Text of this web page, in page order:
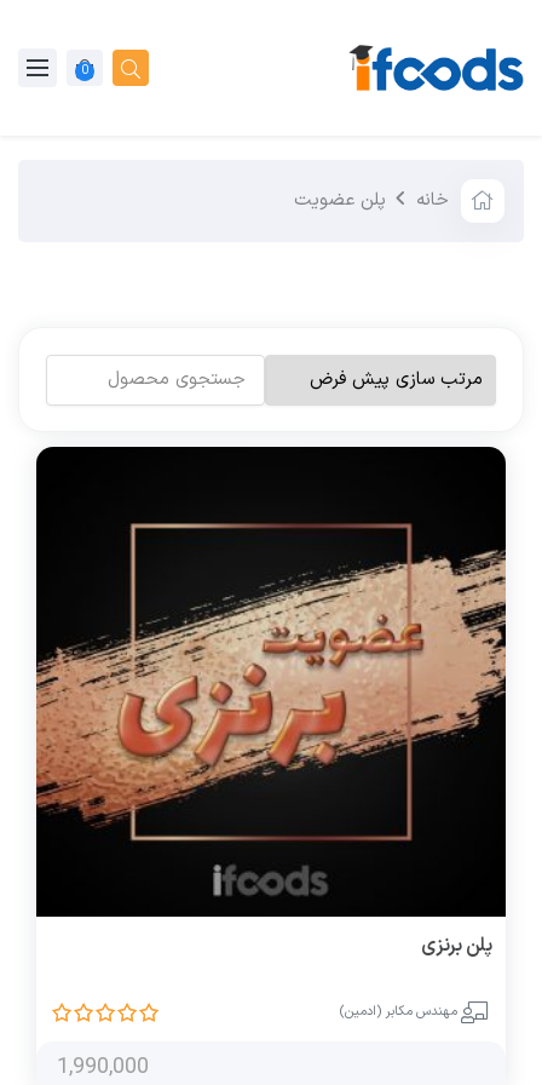
0
خانه پلن عضویت
پلن برنزی
مهندس مکابر (ادمین)
1,990,000